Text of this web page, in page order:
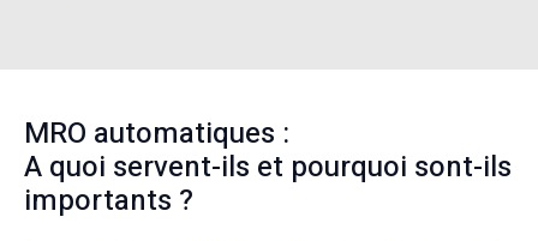
MRO automatiques :
A quoi servent-ils et pourquoi sont-ils
importants ?